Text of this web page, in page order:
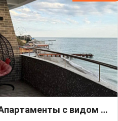
"Апартаменты с видом на море" квартира-студия